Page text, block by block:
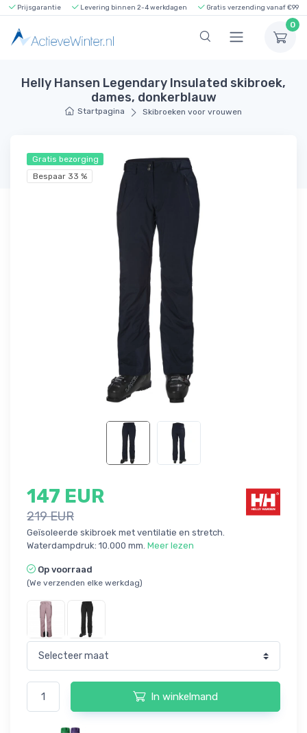
Prijsgarantie Levering binnen 2-4 werkdagen Gratis verzending vanaf €99
0
Helly Hansen Legendary Insulated skibroek,
dames, donkerblauw
Startpagina Skibroeken voor vrouwen
Gratis bezorging
Bespaar 33 %
147 EUR
219 EUR
Geïsoleerde skibroek met ventilatie en stretch.
Waterdampdruk: 10.000 mm. Meer lezen
Op voorraad
(We verzenden elke werkdag)
In winkelmand